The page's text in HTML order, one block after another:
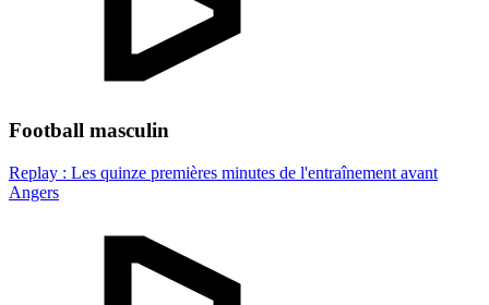
Football masculin
Replay : Les quinze premières minutes de l'entraînement avant
Angers